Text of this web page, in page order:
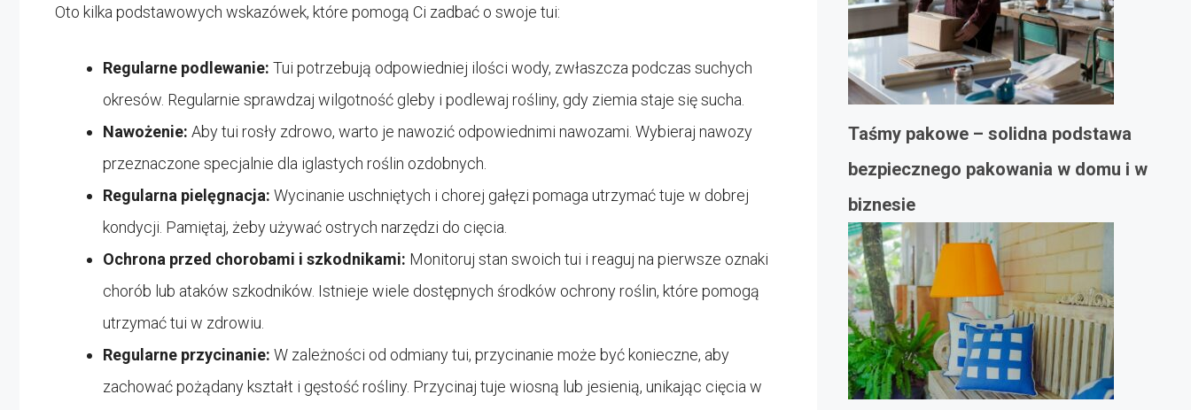
Oto kilka podstawowych wskazówek, które pomogą Ci zadbać o swoje tui:
Regularne podlewanie: Tui potrzebują odpowiedniej ilości wody, zwłaszcza podczas suchych
okresów. Regularnie sprawdzaj wilgotność gleby i podlewaj rośliny, gdy ziemia staje się sucha.
Nawożenie: Aby tui rosły zdrowo, warto je nawozić odpowiednimi nawozami. Wybieraj nawozy
przeznaczone specjalnie dla iglastych roślin ozdobnych.
Regularna pielęgnacja: Wycinanie uschniętych i chorej gałęzi pomaga utrzymać tuje w dobrej
kondycji. Pamiętaj, żeby używać ostrych narzędzi do cięcia.
Ochrona przed chorobami i szkodnikami: Monitoruj stan swoich tui i reaguj na pierwsze oznaki
chorób lub ataków szkodników. Istnieje wiele dostępnych środków ochrony roślin, które pomogą
utrzymać tui w zdrowiu.
Regularne przycinanie: W zależności od odmiany tui, przycinanie może być konieczne, aby
zachować pożądany kształt i gęstość rośliny. Przycinaj tuje wiosną lub jesienią, unikając cięcia w
Taśmy pakowe – solidna podstawa
bezpiecznego pakowania w domu i w
biznesie